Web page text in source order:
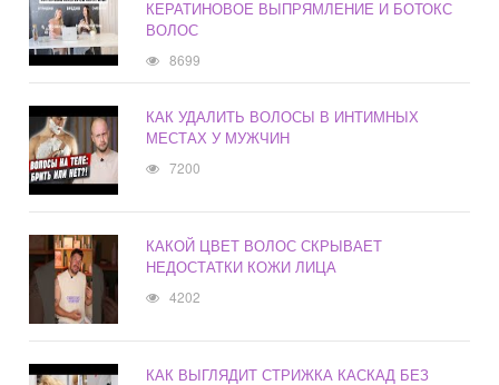
КЕРАТИНОВОЕ ВЫПРЯМЛЕНИЕ И БОТОКС
ВОЛОС
8699
КАК УДАЛИТЬ ВОЛОСЫ В ИНТИМНЫХ
МЕСТАХ У МУЖЧИН
7200
КАКОЙ ЦВЕТ ВОЛОС СКРЫВАЕТ
НЕДОСТАТКИ КОЖИ ЛИЦА
4202
КАК ВЫГЛЯДИТ СТРИЖКА КАСКАД БЕЗ